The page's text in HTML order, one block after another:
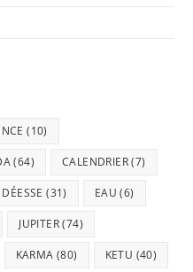
(10)
(64) CALENDRIER(7)
DÉESSE (31) EAU (6)
JUPITER(74)
KARMA (80) KETU (40)